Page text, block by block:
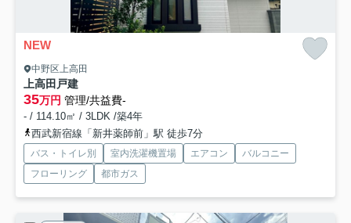
NEW
中野区上高田
上高田戸建
35万円 管理/共益費-
- / 114.10㎡ / 3LDK /築4年
西武新宿線「新井薬師前」駅 徒歩7分
バス・トイレ別 室内洗濯機置場 エアコン
バルコニー
フローリング
都市ガス